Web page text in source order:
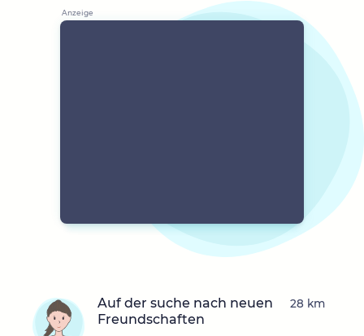
Auf der suche nach neuen
Freundschaften
28 km